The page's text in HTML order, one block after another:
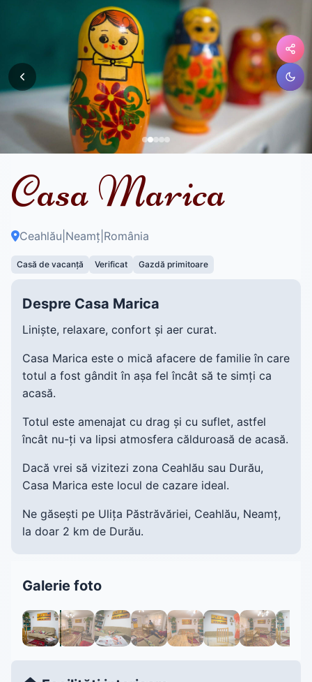
Casa Marica
Ceahlău Neamț România
Casă de vacanță Verificat Gazdă primitoare
Despre Casa Marica
Liniște, relaxare, confort și aer curat.
Casa Marica este o mică afacere de familie în care
totul a fost gândit în așa fel încât să te simți ca
acasă.
Totul este amenajat cu drag și cu suflet, astfel
încât nu-ți va lipsi atmosfera călduroasă de acasă.
Dacă vrei să vizitezi zona Ceahlău sau Durău,
Casa Marica este locul de cazare ideal.
Ne găsești pe Ulița Păstrăvăriei, Ceahlău, Neamț,
la doar 2 km de Durău.
Galerie foto
1 / 24